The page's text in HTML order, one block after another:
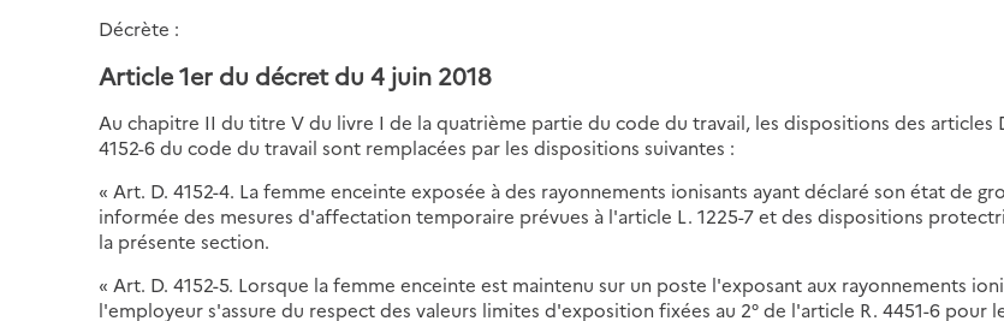
Décrète :
Article 1er du décret du 4 juin 2018
Au chapitre II du titre V du livre I de la quatrième partie du code du travail, les dispositions des articles
4152-6 du code du travail sont remplacées par les dispositions suivantes :
« Art. D. 4152-4. La femme enceinte exposée à des rayonnements ionisants ayant déclaré son état de
informée des mesures d'affectation temporaire prévues à l'article L. 1225-7 et des dispositions
la présente section.
« Art. D. 4152-5. Lorsque la femme enceinte est maintenu sur un poste l'exposant aux rayonnements
l'employeur s'assure du respect des valeurs limites d'exposition fixées au 2° de l'article R. 4451-6 pour